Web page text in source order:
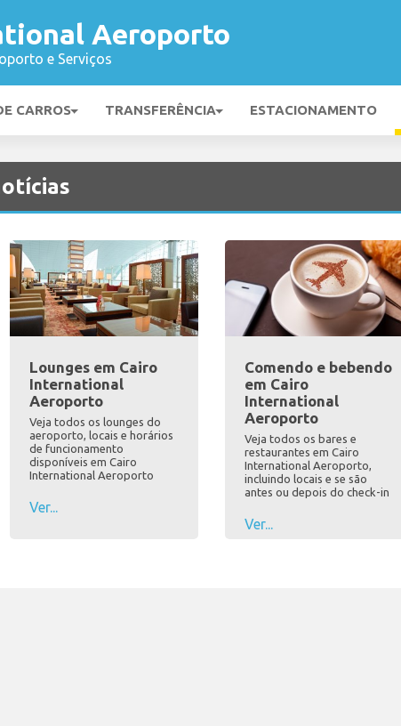
Aeroporto
e Serviços
CARROS TRANSFERÊNCIA ESTACIONAMENTO
Lounges em Cairo
International
Aeroporto
Veja todos os lounges do
aeroporto, locais e horários
de funcionamento
disponíveis em Cairo
International Aeroporto
Ver...
Comendo e bebendo
em Cairo
International
Aeroporto
Veja todos os bares e
restaurantes em Cairo
International Aeroporto,
incluindo locais e se são
antes ou depois do check-in
Ver...